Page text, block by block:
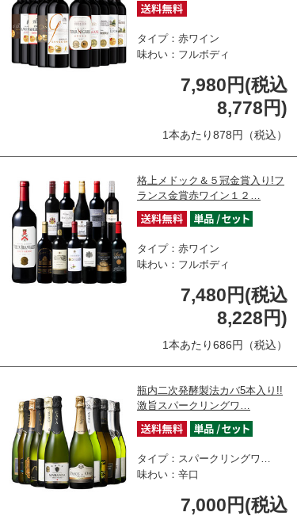
タイプ：赤ワイン
味わい：フルボディ
7,980円(税込
8,778円)
1本あたり878円（税込）
格上メドック＆５冠金賞入り!フ
ランス金賞赤ワイン１２…
タイプ：赤ワイン
味わい：フルボディ
7,480円(税込
8,228円)
1本あたり686円（税込）
瓶内二次発酵製法カバ5本入り!!
激旨スパークリングワ…
タイプ：スパークリングワ…
味わい：辛口
7,000円(税込